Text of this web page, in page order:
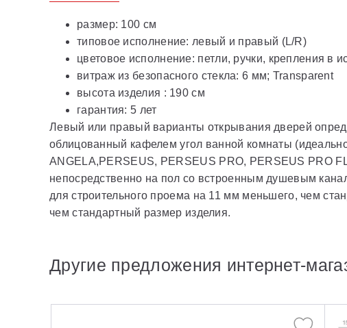
размер: 100 см
типовое исполнение: левый и правый (L/R)
цветовое исполнение: петли, ручки, крепления в
витраж из безопасного стекла: 6 мм; Transparent
высота изделия : 190 см
гарантия: 5 лет
Левый или правый варианты открывания дверей
облицованный кафелем угол ванной комнаты
ANGELA,PERSEUS, PERSEUS PRO, PERSEUS PRO
непосредственно на пол со встроенным душевым
для строительного проема на 11 мм меньшего, чем
чем стандартный размер изделия.
Другие предложения интернет-